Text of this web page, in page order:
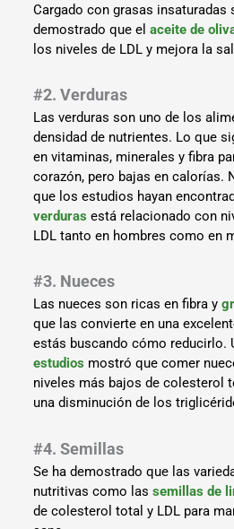
Cargado con grasas insaturadas
demostrado que elaceite de
los niveles de LDL y mejora la
#2. Verduras
Las verduras son uno de los
densidad de nutrientes. Lo que
en vitaminas, minerales y fibra
corazón, pero bajas en calorías.
que los estudios hayan
verduras está relacionado con
LDL tanto en hombres como en
#3. Nueces
Las nueces son ricas en fibra y
que las convierte en una
estás buscando cómo reducirlo.
estudios mostró que comer
niveles más bajos de colesterol
una disminución de los
#4. Semillas
Se ha demostrado que las
nutritivas como lassemillas de
de colesterol total y LDL para